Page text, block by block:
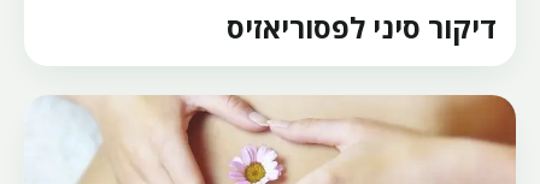
דיקור סיני לפסוריאזיס